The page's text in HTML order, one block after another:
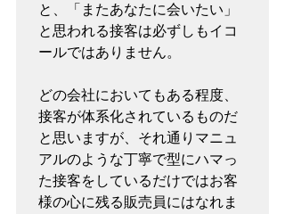
と、「またあなたに会いたい」
と思われる接客は必ずしもイコ
ールではありません。
どの会社においてもある程度、
接客が体系化されているものだ
と思いますが、それ通りマニュ
アルのような丁寧で型にハマっ
た接客をしているだけではお客
様の心に残る販売員にはなれま